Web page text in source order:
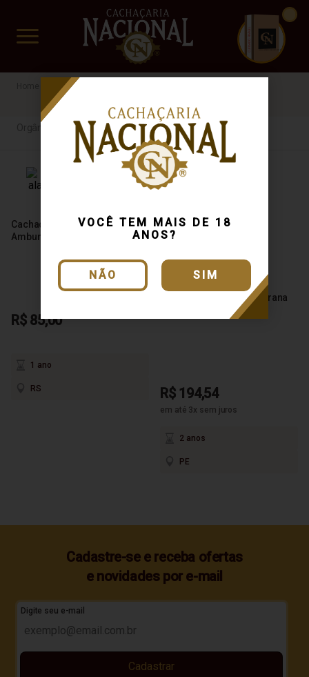
VOCÊ TEM MAIS DE 18
ANOS?
NÃO SIM
www.cachacarianacional.com.br
CUIDADO FRÁGIL
Cachaça
Cachaça Velho Alambique
Amburana 700ml
R$ 85,00
1 ano
RS
Cachaça Sanhaçu Amburana
R$ 194,54
em até 3x sem juros
2 anos
PE
Cadastre-se e receba ofertas
e novidades por e-mail
Digite seu e-mail
Cadastrar